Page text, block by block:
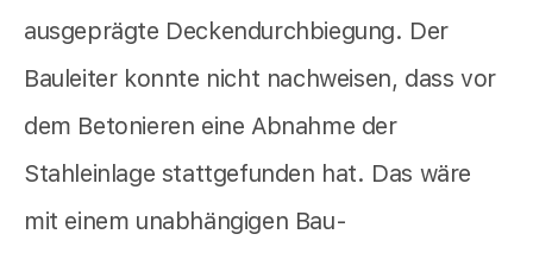
ausgeprägte Deckendurchbiegung. Der
Bauleiter konnte nicht nachweisen, dass vor
dem Betonieren eine Abnahme der
Stahleinlage stattgefunden hat. Das wäre
mit einem unabhängigen Bau-